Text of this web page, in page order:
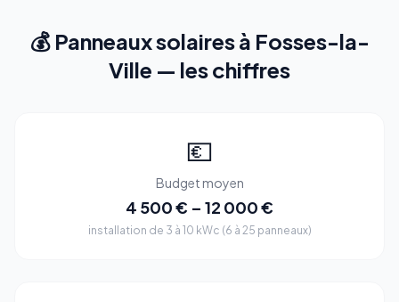
💰 Panneaux solaires à Fosses-la-
Ville — les chiffres
💶
Budget moyen
4 500 € – 12 000 €
installation de 3 à 10 kWc (6 à 25 panneaux)